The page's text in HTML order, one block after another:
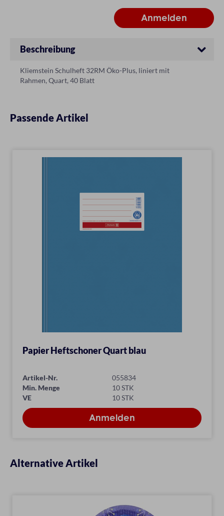
Beschreibung
Kliemstein Schulheft 32RM Öko-Plus, liniert mit
Rahmen, Quart, 40 Blatt
Passende Artikel
Papier Heftschoner Quart blau
Artikel-Nr.
055834
Min. Menge
10 STK
VE
10 STK
Alternative Artikel